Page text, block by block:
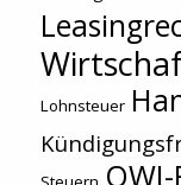
Lohnsteuer